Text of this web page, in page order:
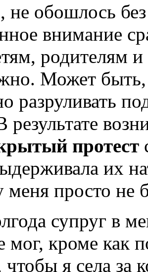
не обошлось
внимание
родителям
Может быть,
разруливать
результате
протест
их
меня просто не
супруг в
мог, кроме как
чтобы я села за